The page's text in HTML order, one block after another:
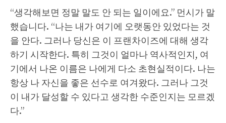
“생각해보면 정말 말도 안 되는 일이에요.” 먼시가 말
했습니다. “나는 내가 여기에 오랫동안 있었다는 것
을 안다. 그러나 당신은 이 프랜차이즈에 대해 생각
하기 시작한다. 특히 그것이 얼마나 역사적인지, 여
기에서 나온 이름은 나에게 다소 초현실적이다. 나는
항상 나 자신을 좋은 선수로 여겨왔다. 그러나 그것
이 내가 달성할 수 있다고 생각한 수준인지는 모르겠
다.”